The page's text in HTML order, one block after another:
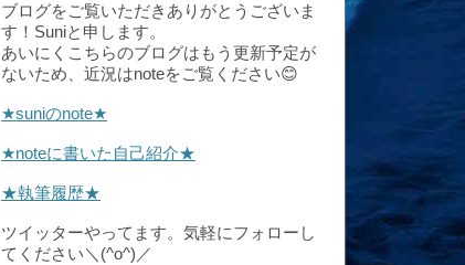
ブログをご覧いただきありがとうございま
す！Suniと申します。
あいにくこちらのブログはもう更新予定が
ないため、近況はnoteをご覧ください😊
★suniのnote★
★noteに書いた自己紹介★
★執筆履歴★
ツイッターやってます。気軽にフォローし
てください＼(^o^)／